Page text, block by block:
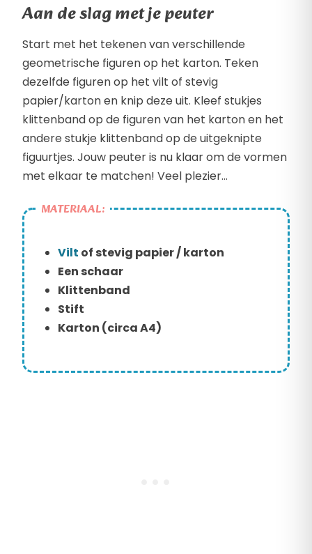
Aan de slag met je peuter
Start met het tekenen van verschillende
geometrische figuren op het karton. Teken
dezelfde figuren op het vilt of stevig
papier/karton en knip deze uit. Kleef stukjes
klittenband op de figuren van het karton en het
andere stukje klittenband op de uitgeknipte
figuurtjes. Jouw peuter is nu klaar om de vormen
met elkaar te matchen! Veel plezier…
MATERIAAL:
Vilt of stevig papier / karton
Een schaar
Klittenband
Stift
Karton (circa A4)